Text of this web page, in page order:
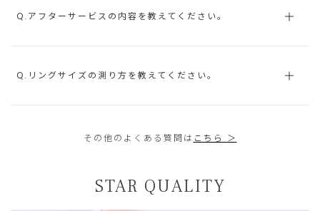
Q.アフターサービスの内容を教えてください。
Q.リングサイズの測り方を教えてください。
その他のよくある質問は こちら ＞
STAR QUALITY